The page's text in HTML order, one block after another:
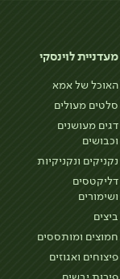
מעדניית לוינסקי
האוכל של אמא
סלטים מעולים
דגים מעושנים
וכבושים
נקניקים ונקניקיות
דליקטסים
ושימורים
ביצים
חמוצים ומותססים
פיצוחים ואגוזים